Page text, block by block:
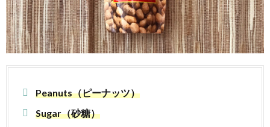
Peanuts（ピーナッツ）
Sugar（砂糖）